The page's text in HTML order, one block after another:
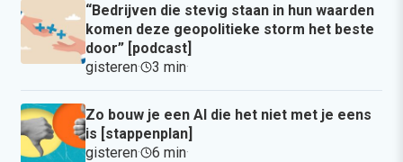
“Bedrijven die stevig staan in hun waarden
komen deze geopolitieke storm het beste
door” [podcast]
gisteren· 3 min·
Zo bouw je een AI die het niet met je eens
is [stappenplan]
gisteren· 6 min·